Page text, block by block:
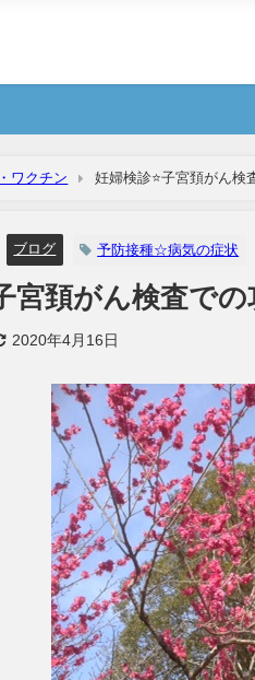
ワクチン 妊婦検診⭐️子宮頚がん検
ブログ 予防接種☆病気の症状
宮頚がん検査で
2020年4月16日